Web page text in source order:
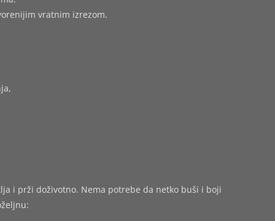
vratnim izrezom.
i prži doživotno. Nema potrebe da netko buši i boji